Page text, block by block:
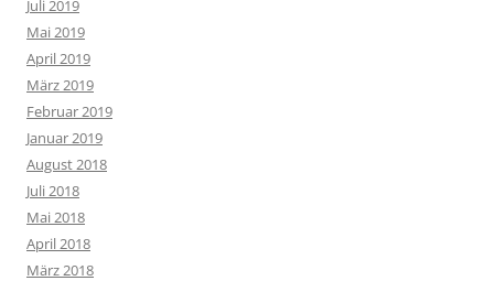
Juli 2019
Mai 2019
April 2019
März 2019
Februar 2019
Januar 2019
August 2018
Juli 2018
Mai 2018
April 2018
März 2018